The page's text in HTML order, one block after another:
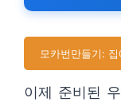
모카번만들기:
이제 준비된